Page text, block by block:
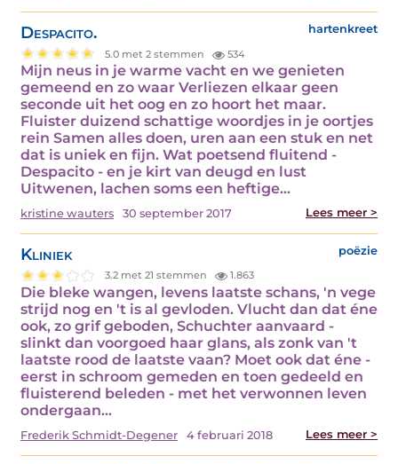
Despacito. hartenkreet
5.0 met 2 stemmen 534
Mijn neus in je warme vacht en we genieten
gemeend en zo waar Verliezen elkaar geen
seconde uit het oog en zo hoort het maar.
Fluister duizend schattige woordjes in je oortjes
rein Samen alles doen, uren aan een stuk en net
dat is uniek en fijn. Wat poetsend fluitend -
Despacito - en je kirt van deugd en lust
Uitwenen, lachen soms een heftige…
kristine wauters 30 september 2017 Lees meer >
Kliniek poëzie
3.2 met 21 stemmen 1.863
Die bleke wangen, levens laatste schans, 'n vege
strijd nog en 't is al gevloden. Vlucht dan dat éne
ook, zo grif geboden, Schuchter aanvaard -
slinkt dan voorgoed haar glans, als zonk van 't
laatste rood de laatste vaan? Moet ook dat éne -
eerst in schroom gemeden en toen gedeeld en
fluisterend beleden - met het verwonnen leven
ondergaan…
Frederik Schmidt-Degener 4 februari 2018 Lees meer >